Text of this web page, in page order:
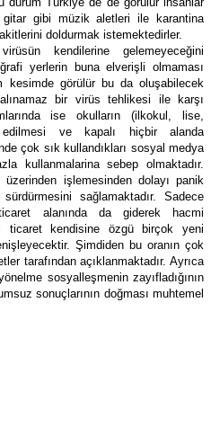
gibi müzik aletleri ile karantina
doldurmak istemektedirler.
kendilerine gelemeyeceğini
yerlerin buna elverişli olmaması
kesimde görülür bu da oluşabilecek
bir virüs tehlikesi ile karşı
ise okulların (ilkokul, lise,
ve kapalı hiçbir alanda
çok sık kullandıkları sosyal medya
kullanmalarina sebep olmaktadır.
işlemesinden dolayı panik
sağlamaktadır. Sadece
alanında da giderek hacmi
ticaret kendisine özgü birçok yeni
Şimdiden bu oranın çok
tarafından açıklanmaktadır. Ayrıca
sosyalleşmenin zayıfladığının
sonuçlarının doğması muhtemel